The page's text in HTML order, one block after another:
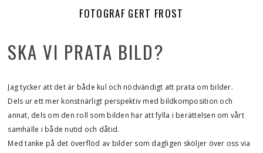
FOTOGRAF GERT FROST
SKA VI PRATA BILD?
Jag tycker att det är både kul och nödvändigt att prata om bilder.
Dels ur ett mer konstnärligt perspektiv med bildkomposition och
annat, dels om den roll som bilden har att fylla i berättelsen om vårt
samhälle i både nutid och dåtid.
Med tanke på det överflöd av bilder som dagligen sköljer över oss via